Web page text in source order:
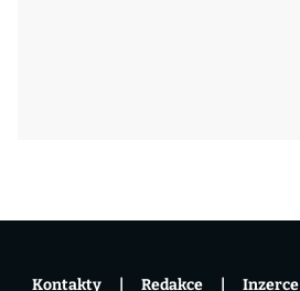
Kontakty Redakce Inzerce